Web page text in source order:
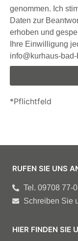
genommen. Ich
Daten zur
erhoben und
Ihre Einwilligung
info@kurhaus-
*Pflichtfeld
RUFEN SIE UNS
Tel. 09708 77-0
Schreiben Sie
HIER FINDEN SIE